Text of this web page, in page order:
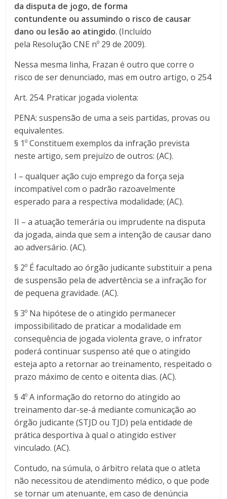
da disputa de jogo, de forma
contundente ou assumindo o risco de causar
dano ou lesão ao atingido. (Incluído
pela Resolução CNE nº 29 de 2009).
Nessa mesma linha, Frazan é outro que corre o
risco de ser denunciado, mas em outro artigo, o 254
Art. 254. Praticar jogada violenta:
PENA: suspensão de uma a seis partidas, provas ou
equivalentes.
§ 1º Constituem exemplos da infração prevista
neste artigo, sem prejuízo de outros: (AC).
I – qualquer ação cujo emprego da força seja
incompatível com o padrão razoavelmente
esperado para a respectiva modalidade; (AC).
II – a atuação temerária ou imprudente na disputa
da jogada, ainda que sem a intenção de causar dano
ao adversário. (AC).
§ 2º É facultado ao órgão judicante substituir a pena
de suspensão pela de advertência se a infração for
de pequena gravidade. (AC).
§ 3º Na hipótese de o atingido permanecer
impossibilitado de praticar a modalidade em
consequência de jogada violenta grave, o infrator
poderá continuar suspenso até que o atingido
esteja apto a retornar ao treinamento, respeitado o
prazo máximo de cento e oitenta dias. (AC).
§ 4º A informação do retorno do atingido ao
treinamento dar-se-á mediante comunicação ao
órgão judicante (STJD ou TJD) pela entidade de
prática desportiva à qual o atingido estiver
vinculado. (AC).
Contudo, na súmula, o árbitro relata que o atleta
não necessitou de atendimento médico, o que pode
se tornar um atenuante, em caso de denúncia